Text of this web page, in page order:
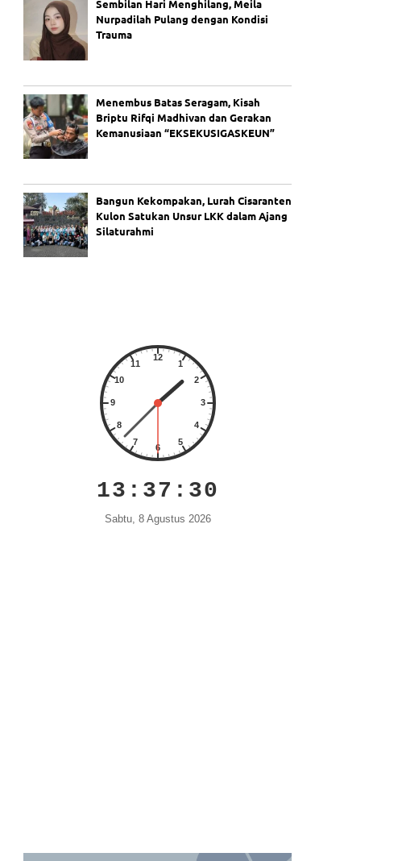
Sembilan Hari Menghilang, Meila
Nurpadilah Pulang dengan Kondisi
Trauma
Menembus Batas Seragam, Kisah
Briptu Rifqi Madhivan dan Gerakan
Kemanusiaan “EKSEKUSIGASKEUN”
Bangun Kekompakan, Lurah Cisaranten
Kulon Satukan Unsur LKK dalam Ajang
Silaturahmi
13:37:31
Sabtu, 8 Agustus 2026